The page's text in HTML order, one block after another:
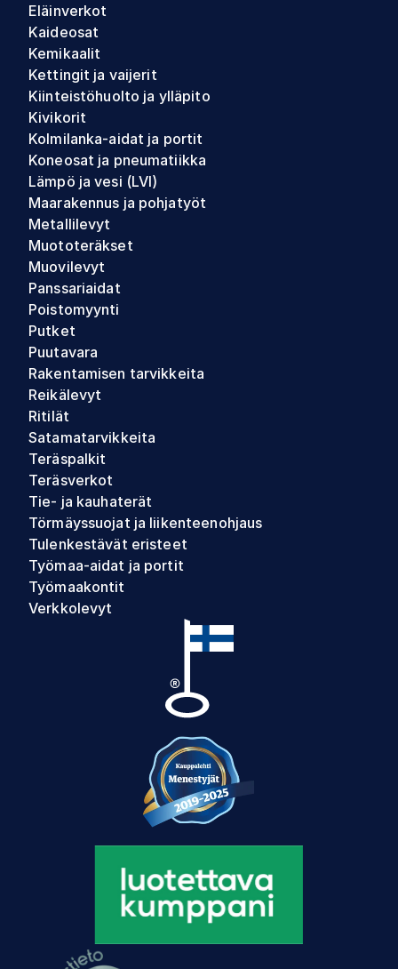
Eläinverkot
Kaideosat
Kemikaalit
Kettingit ja vaijerit
Kiinteistöhuolto ja ylläpito
Kivikorit
Kolmilanka-aidat ja portit
Koneosat ja pneumatiikka
Lämpö ja vesi (LVI)
Maarakennus ja pohjatyöt
Metallilevyt
Muototeräkset
Muovilevyt
Panssariaidat
Poistomyynti
Putket
Puutavara
Rakentamisen tarvikkeita
Reikälevyt
Ritilät
Satamatarvikkeita
Teräspalkit
Teräsverkot
Tie- ja kauhaterät
Törmäyssuojat ja liikenteenohjaus
Tulenkestävät eristeet
Työmaa-aidat ja portit
Työmaakontit
Verkkolevyt